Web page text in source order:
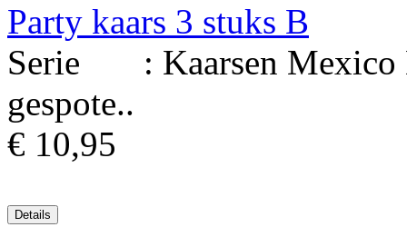
Party kaars 3 stuks B
Serie : Kaarsen Mexico
gespote..
€ 10,95